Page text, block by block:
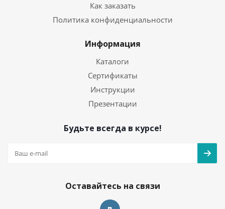
Как заказать
Политика конфиденциальности
Информация
Каталоги
Сертификаты
Инструкции
Презентации
Будьте всегда в курсе!
Оставайтесь на связи